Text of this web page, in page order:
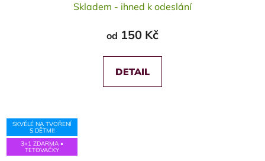
Skladem - ihned k odeslání
od 150 Kč
DETAIL
SKVĚLÉ NA TVOŘENÍ
S DĚTMI!
3+1 ZDARMA •
TETOVAČKY